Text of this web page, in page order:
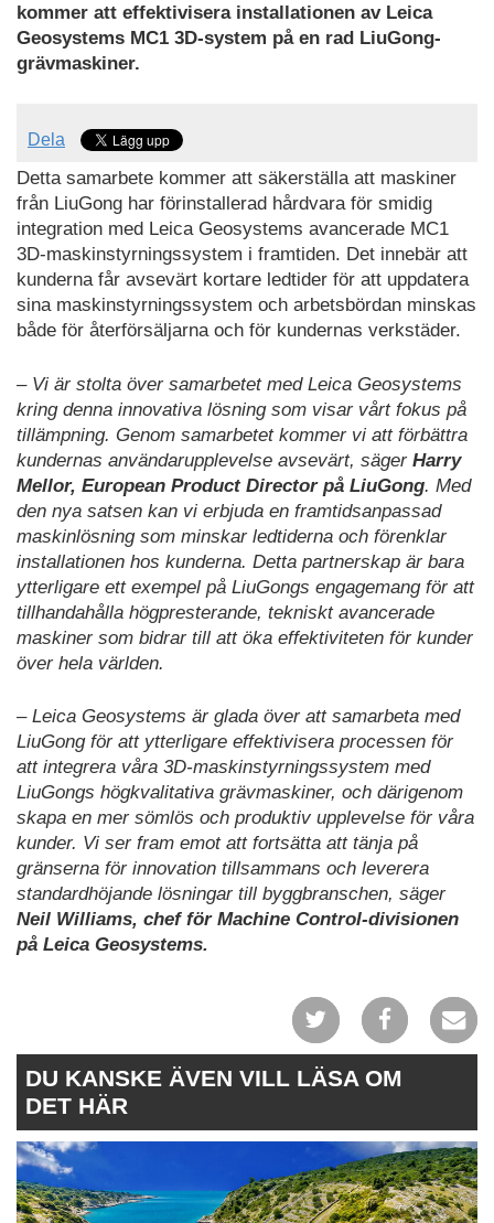
kommer att effektivisera installationen av Leica
Geosystems MC1 3D-system på en rad LiuGong-
grävmaskiner.
Dela
Detta samarbete kommer att säkerställa att maskiner
från LiuGong har förinstallerad hårdvara för smidig
integration med Leica Geosystems avancerade MC1
3D-maskinstyrningssystem i framtiden. Det innebär att
kunderna får avsevärt kortare ledtider för att uppdatera
sina maskinstyrningssystem och arbetsbördan minskas
både för återförsäljarna och för kundernas verkstäder.
– Vi är stolta över samarbetet med Leica Geosystems
kring denna innovativa lösning som visar vårt fokus på
tillämpning. Genom samarbetet kommer vi att förbättra
kundernas användarupplevelse avsevärt, säger Harry
Mellor, European Product Director på LiuGong. Med
den nya satsen kan vi erbjuda en framtidsanpassad
maskinlösning som minskar ledtiderna och förenklar
installationen hos kunderna. Detta partnerskap är bara
ytterligare ett exempel på LiuGongs engagemang för att
tillhandahålla högpresterande, tekniskt avancerade
maskiner som bidrar till att öka effektiviteten för kunder
över hela världen.
– Leica Geosystems är glada över att samarbeta med
LiuGong för att ytterligare effektivisera processen för
att integrera våra 3D-maskinstyrningssystem med
LiuGongs högkvalitativa grävmaskiner, och därigenom
skapa en mer sömlös och produktiv upplevelse för våra
kunder. Vi ser fram emot att fortsätta att tänja på
gränserna för innovation tillsammans och leverera
standardhöjande lösningar till byggbranschen, säger
Neil Williams, chef för Machine Control-divisionen
på Leica Geosystems.
DU KANSKE ÄVEN VILL LÄSA OM
DET HÄR